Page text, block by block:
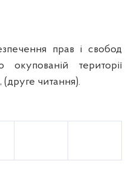
прав і свобод
окупованій
території
(друге читання).